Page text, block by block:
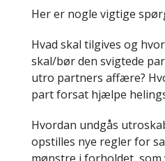
Her er nogle vigtige
Hvad skal tilgives og
skal/bør den svigtede
utro partners affære?
part forsat hjælpe
Hvordan undgås
opstilles nye regler for
mønstre i forholdet,